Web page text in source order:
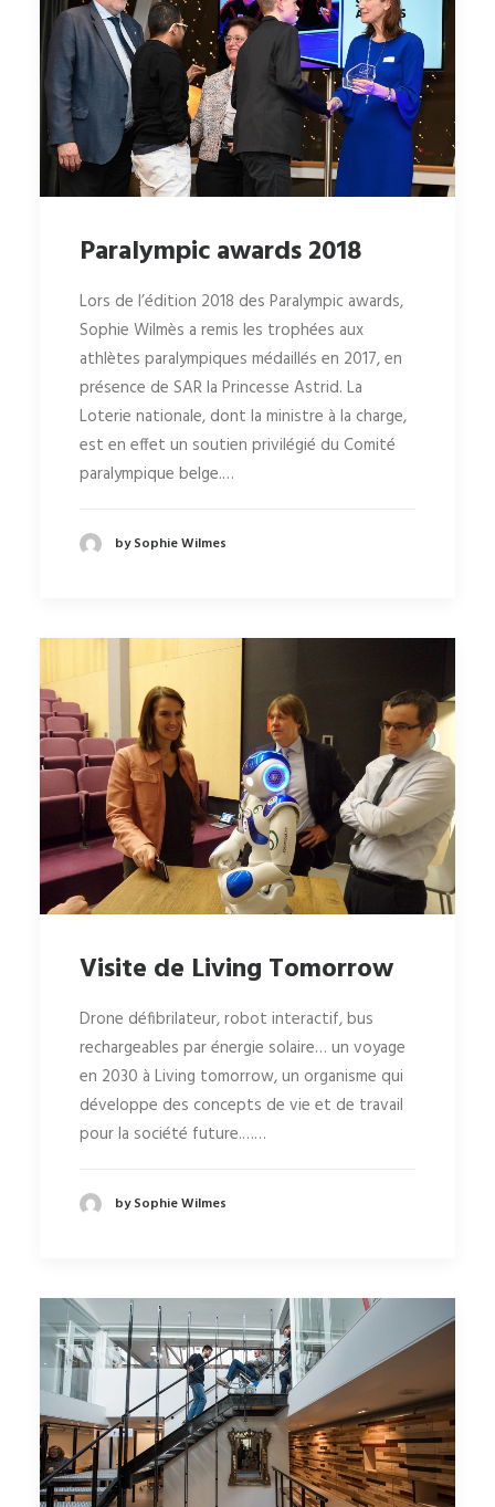
Paralympic awards 2018
Lors de l’édition 2018 des Paralympic awards,
Sophie Wilmès a remis les trophées aux
athlètes paralympiques médaillés en 2017, en
présence de SAR la Princesse Astrid. La
Loterie nationale, dont la ministre à la charge,
est en effet un soutien privilégié du Comité
paralympique belge.…
by Sophie Wilmes
Visite de Living Tomorrow
Drone défibrilateur, robot interactif, bus
rechargeables par énergie solaire… un voyage
en 2030 à Living tomorrow, un organisme qui
développe des concepts de vie et de travail
pour la société future.……
by Sophie Wilmes